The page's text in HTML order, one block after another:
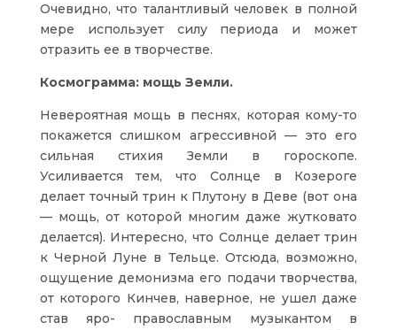
Очевидно, что талантливый человек в полной
мере использует силу периода и может
отразить ее в творчестве.
Космограмма: мощь Земли.
Невероятная мощь в песнях, которая кому-то
покажется слишком агрессивной — это его
сильная стихия Земли в гороскопе.
Усиливается тем, что Солнце в Козероге
делает точный трин к Плутону в Деве (вот она
— мощь, от которой многим даже жутковато
делается). Интересно, что Солнце делает трин
к Черной Луне в Тельце. Отсюда, возможно,
ощущение демонизма его подачи творчества,
от которого Кинчев, наверное, не ушел даже
став яро- православным музыкантом в